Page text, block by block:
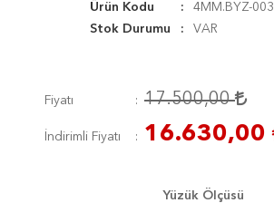
Ürün Kodu
4MM.BYZ-003
Stok Durumu
VAR
Fiyatı 17.500,00
İndirimli Fiyatı 16.630,00
Yüzük Ölçüsü